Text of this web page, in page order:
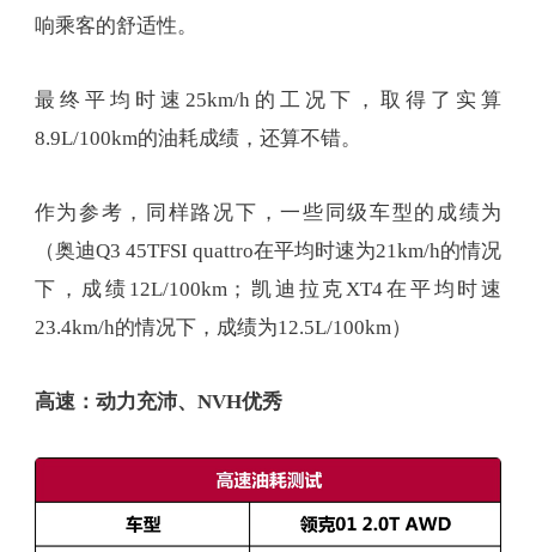
响乘客的舒适性。
最终平均时速25km/h的工况下，取得了实算
8.9L/100km的油耗成绩，还算不错。
作为参考，同样路况下，一些同级车型的成绩为
（奥迪Q3 45TFSI quattro在平均时速为21km/h的情况
下，成绩12L/100km；凯迪拉克XT4在平均时速
23.4km/h的情况下，成绩为12.5L/100km）
高速：动力充沛、NVH优秀